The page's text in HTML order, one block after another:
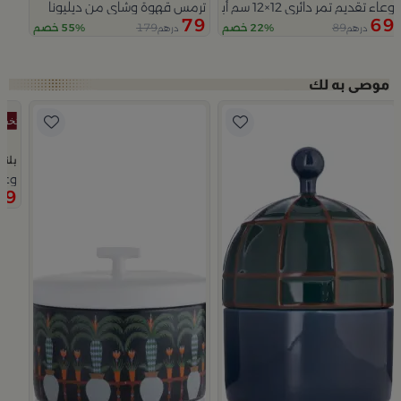
وعاء تقديم تمر دائري 12×12 سم أبيض وأزرق من الخزف الحجري بغطاء من أزوريا
69 درهم89 22% خصم
ترمس قهوة وشاي من ديليونا
79 درهم179 55% خصم
Slide 1 of 5
وعاء